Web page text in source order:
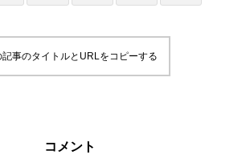
記事のタイトルとURLをコピーする
コメント